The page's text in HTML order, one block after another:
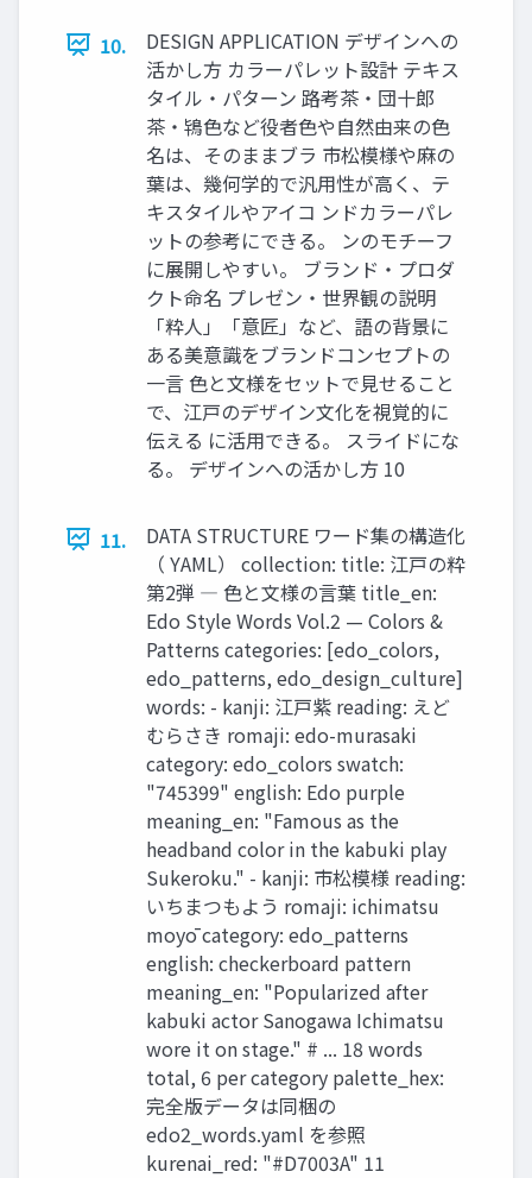
10.
DESIGN APPLICATION デザインへの
活かし方 カラーパレット設計 テキス
タイル・パターン 路考茶・団十郎
茶・鴇色など役者色や自然由来の色
名は、そのままブラ 市松模様や麻の
葉は、幾何学的で汎用性が高く、テ
キスタイルやアイコ ンドカラーパレ
ットの参考にできる。 ンのモチーフ
に展開しやすい。 ブランド・プロダ
クト命名 プレゼン・世界観の説明
「粋人」「意匠」など、語の背景に
ある美意識をブランドコンセプトの
一言 色と文様をセットで見せること
で、江戸のデザイン文化を視覚的に
伝える に活用できる。 スライドにな
る。 デザインへの活かし方 10
11.
DATA STRUCTURE ワード集の構造化
（ YAML） collection: title: 江戸の粋
第2弾 ― 色と文様の言葉 title_en:
Edo Style Words Vol.2 — Colors &
Patterns categories: [edo_colors,
edo_patterns, edo_design_culture]
words: - kanji: 江戸紫 reading: えど
むらさき romaji: edo-murasaki
category: edo_colors swatch:
"745399" english: Edo purple
meaning_en: "Famous as the
headband color in the kabuki play
Sukeroku." - kanji: 市松模様 reading:
いちまつもよう romaji: ichimatsu
moyō category: edo_patterns
english: checkerboard pattern
meaning_en: "Popularized after
kabuki actor Sanogawa Ichimatsu
wore it on stage." # ... 18 words
total, 6 per category palette_hex:
完全版データは同梱の
edo2_words.yaml を参照
kurenai_red: "#D7003A" 11